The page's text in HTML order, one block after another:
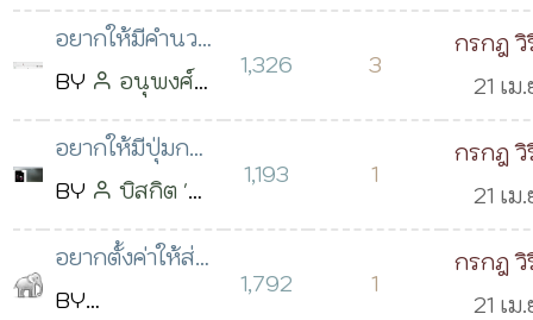
17:54 น.
โพสต์เมื่อ 23
2562 เ
อยากให้มีคำนว
นเวลาขึ้นที่หน้า
setup ของ
eoffice ในการ
BY
อนุพงศ์
เพียงตา
โพสต์เมื่อ 19
18:33 น.
1,326 3
กรกฎ วิ
21 เม
2562 เ
อยากให้มีปุ่มกด
สั่งซื้อของ
เว็บไซต์ร้านค้า
BY
บิสกิต 'ต
โพสต์เมื่อ 19
1,193 1
กรกฎ วิ
21 เม
2562 เ
อยากตั้งค่าให้ส่ง
รายการแจ้งซ่อม
BY
1,792 1
กรกฎ วิ
21 เม